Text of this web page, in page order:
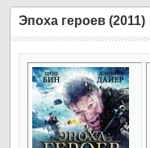
Эпоха героев (2011)